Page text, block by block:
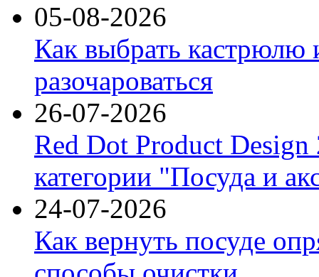
05-08-2026
Как выбрать кастрюлю
разочароваться
26-07-2026
Red Dot Product Design
категории "Посуда и
24-07-2026
Как вернуть посуде